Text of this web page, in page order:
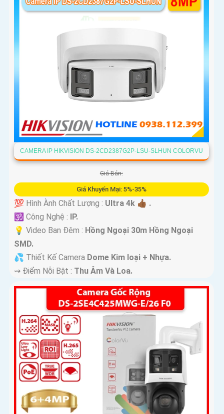
CAMERA IP HIKVISION DS-2CD2387G2P-LSU-SLHUN COLORVU
Giá Bán:
Giá Khuyến Mại: 5%-35%
💯 Hình Ành Chất Lượng : Ultra 4k 👍🏾 .
🕉️ Công Nghệ : IP.
💡 Video Ban Đêm : Hồng Ngoại 30m Hồng Ngoại
SMD.
💦 Thiết Kế Camera Dome Kim loại + Nhựa.
️⇝ Điểm Nỗi Bật : Thu Âm Và Loa.